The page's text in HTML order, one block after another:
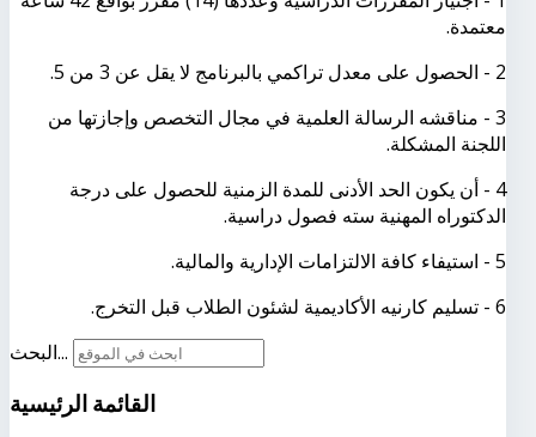
معتمدة.
2 - الحصول على معدل تراكمي بالبرنامج لا يقل عن 3 من 5.
3 - مناقشه الرسالة العلمية في مجال التخصص وإجازتها من
اللجنة المشكلة.
4 - أن يكون الحد الأدنى للمدة الزمنية للحصول على درجة
الدكتوراه المهنية سته فصول دراسية.
5 - استيفاء كافة الالتزامات الإدارية والمالية.
6 - تسليم كارنيه الأكاديمية لشئون الطلاب قبل التخرج.
البحث...
القائمة الرئيسية